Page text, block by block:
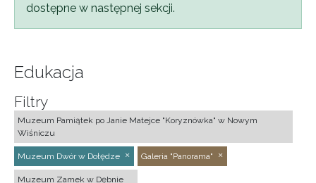
dostępne w następnej sekcji.
Edukacja
Filtry
Muzeum Pamiątek po Janie Matejce "Koryznówka" w Nowym
Wiśniczu
Muzeum Dwór w Dołędze Galeria "Panorama"
Muzeum Zamek w Dębnie